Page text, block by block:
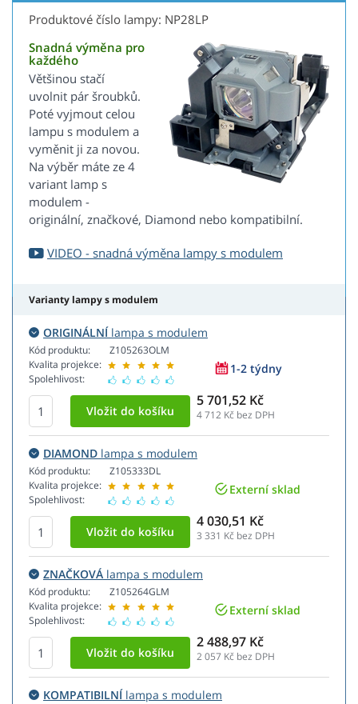
Produktové číslo lampy: NP28LP
Snadná výměna pro
každého
Většinou stačí
uvolnit pár šroubků.
Poté vyjmout celou
lampu s modulem a
vyměnit ji za novou.
Na výběr máte ze 4
variant lamp s
modulem -
originální, značkové, Diamond nebo kompatibilní.
VIDEO - snadná výměna lampy s modulem
Varianty lampy s modulem
ORIGINÁLNÍlampa s modulem
Kód produktu:
Kvalita projekce:
Spolehlivost:
Z105263OLM
1-2 týdny
5 701,52 Kč
4 712 Kč bez DPH
DIAMOND lampa s modulem
Kód produktu:
Kvalita projekce:
Spolehlivost:
Z105333DL
Externí sklad
4 030,51 Kč
3 331 Kč bez DPH
ZNAČKOVÁ lampa s modulem
Kód produktu:
Kvalita projekce:
Spolehlivost:
Z105264GLM
Externí sklad
2 488,97 Kč
2 057 Kč bez DPH
KOMPATIBILNÍlampa s modulem